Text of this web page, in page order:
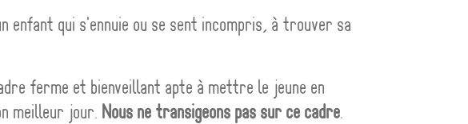
enfant qui s'ennuie ou se sent incompris, à trouver sa
ferme et bienveillant apte à mettre le jeune en
meilleur jour. Nous ne transigeons pas sur ce cadre.